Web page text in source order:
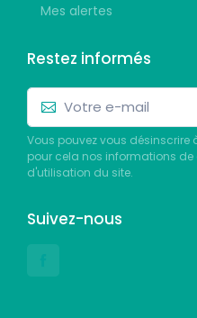
Mes alertes
Restez informés
Vous pouvez vous désinscrire
pour cela nos informations
d'utilisation du site.
Suivez-nous